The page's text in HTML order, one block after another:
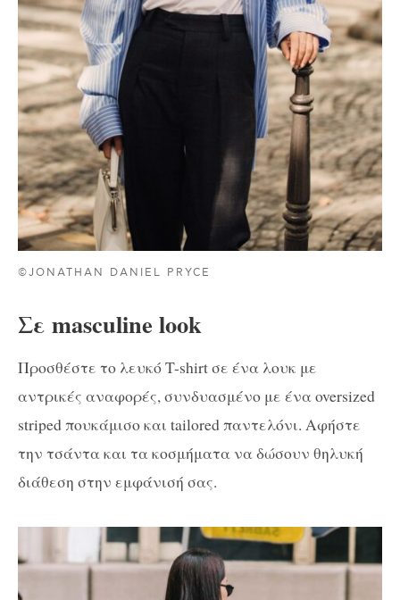
©JONATHAN DANIEL PRYCE
Σε masculine look
Προσθέστε το λευκό T-shirt σε ένα λουκ με
αντρικές αναφορές, συνδυασμένο με ένα oversized
striped πουκάμισο και tailored παντελόνι. Αφήστε
την τσάντα και τα κοσμήματα να δώσουν θηλυκή
διάθεση στην εμφάνισή σας.